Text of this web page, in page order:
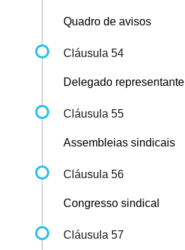
Quadro de avisos
Cláusula 54
Delegado representante
Cláusula 55
Assembleias sindicais
Cláusula 56
Congresso sindical
Cláusula 57